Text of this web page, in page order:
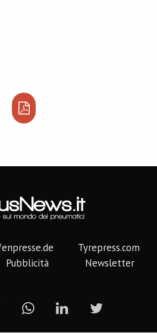
Tyrepress.com
Pubblicità Newsletter